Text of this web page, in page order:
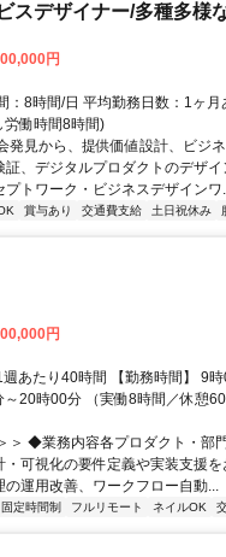
スデザイナー/多種多様
円
：8時間/日 平均勤務日数：1ヶ
労働時間8時間)
発見から、提供価値設計、ビジ
、デジタルプロダクトのデザ
トワーク・ビジネスデザインワ
賞与あり 交通費支給 土日祝休み
円
あたり40時間 【勤務時間】 9
20時00分 （実働8時間／休憩60
＞ ◆業務内容各プロダクト・部
・可視化の要件定義や実装支援
運用改善、ワークフロー自動...
固定時間制 フルリモート ネイルOK